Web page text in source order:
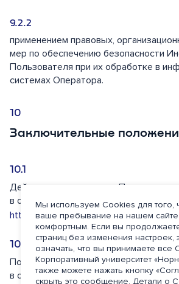
применением правовых,
мер по обеспечению безопасности
Пользователя при их обработке в
системах Оператора.
Заключительные
Действующая редакция Политики
в открытом доступе на Сайте
https://university.nornik.ru/.
Политика может изменяться
в одностороннем порядке.
Мы используем Cookies для того,
ваше пребывание на нашем
комфортным. Если вы
страниц без изменения настроек,
означать, что вы принимаете все
Корпоративный университет
также можете нажать кнопку
скрыть это сообщение. Детали о